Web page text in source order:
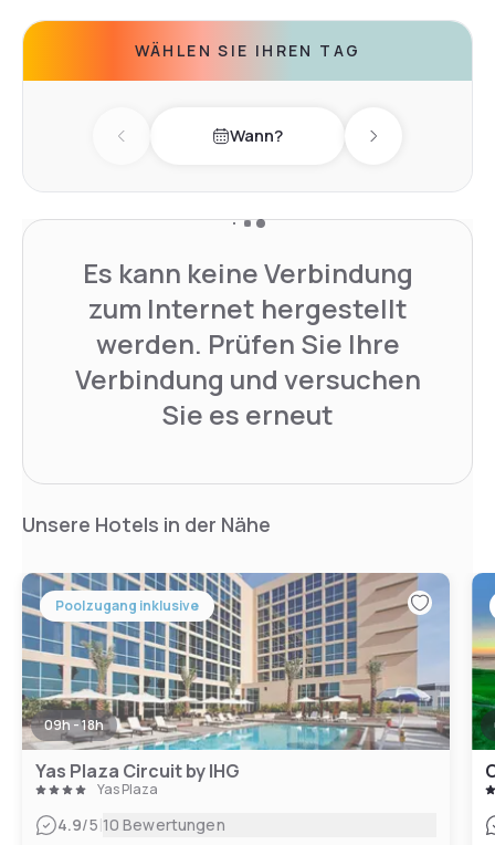
WÄHLEN SIE IHREN TAG
Previous day Wann? Next day
Es kann keine Verbindung
zum Internet hergestellt
werden. Prüfen Sie Ihre
Verbindung und versuchen
Sie es erneut
Unsere Hotels in der Nähe
Poolzugang inklusive
09h - 18h
Yas Plaza Circuit by IHG
Yas Plaza
4.9/5|10 Bewertungen